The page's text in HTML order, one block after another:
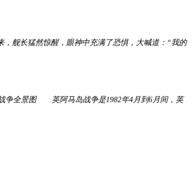
舰长猛然惊醒，眼神中充满了恐惧，大喊道：“我的
争全景图 英阿马岛战争是1982年4月到6月间，英